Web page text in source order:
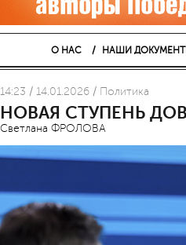
О НАС НАШИ
14:23 / 14.01.2026 / Политика
НОВАЯ СТУПЕНЬ
Светлана ФРОЛОВА